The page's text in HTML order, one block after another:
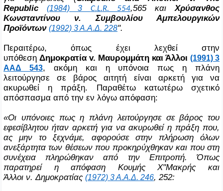
Republic
(1984) 3 C.L.R. 554,565 καιΧρύσανθος
Κωνσταντίνου ν. Συμβουλίου Αμπελουργικών
Προϊόντων (1992) 3 Α.Α.Δ. 228".
Περαιτέρω, όπως έχει λεχθεί στην
υπόθεση Δημοκρατία v. Μαυρομμάτη και Άλλοι (1991) 3
ΑΑΔ 543, ακόμη και η υπόνοια πως η πλάνη
λειτούργησε σε βάρος αιτητή είναι αρκετή για να
ακυρωθεί η πράξη. Παραθέτω κατωτέρω σχετικό
απόσπασμα από την εν λόγω απόφαση:
«Οι υπόνοιες πως η πλάνη λειτούργησε σε βάρος του
εφεσίβλητου ήταν αρκετή για να ακυρωθεί η πράξη που,
ας μην το ξεχνάμε, αφορούσε στην πλήρωση όλων
ανεξάρτητα των θέσεων που προκηρύχθηκαν και που στη
συνέχεια πληρώθηκαν από την Επιτροπή. Όπως
παρατηρεί η απόφαση Κουμής Χ"Μακρής και
Άλλοι ν. Δημοκρατίας (1972) 3 Α.Α.Δ. 246, 252: